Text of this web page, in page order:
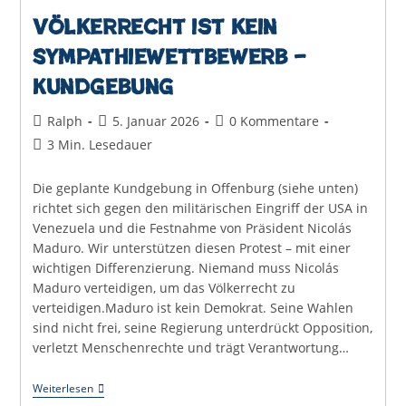
Völkerrecht ist kein
Sympathiewettbewerb –
Kundgebung
Beitrags-
Autor:
Ralph
Beitrag
veröffentlicht:
5. Januar 2026
Beitrags-
0 Kommentare
Lesedauer:
3 Min. Lesedauer
Die geplante Kundgebung in Offenburg (siehe unten)
richtet sich gegen den militärischen Eingriff der USA in
Venezuela und die Festnahme von Präsident Nicolás
Maduro. Wir unterstützen diesen Protest – mit einer
wichtigen Differenzierung. Niemand muss Nicolás
Maduro verteidigen, um das Völkerrecht zu
verteidigen.Maduro ist kein Demokrat. Seine Wahlen
sind nicht frei, seine Regierung unterdrückt Opposition,
verletzt Menschenrechte und trägt Verantwortung…
WeiterlesenVölkerrecht